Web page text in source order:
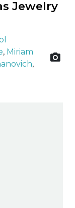
Jewelry
, Miriam
,